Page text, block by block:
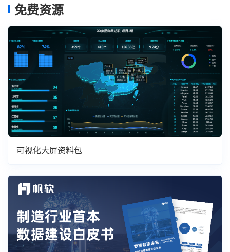
免费资源
可视化大屏资料包